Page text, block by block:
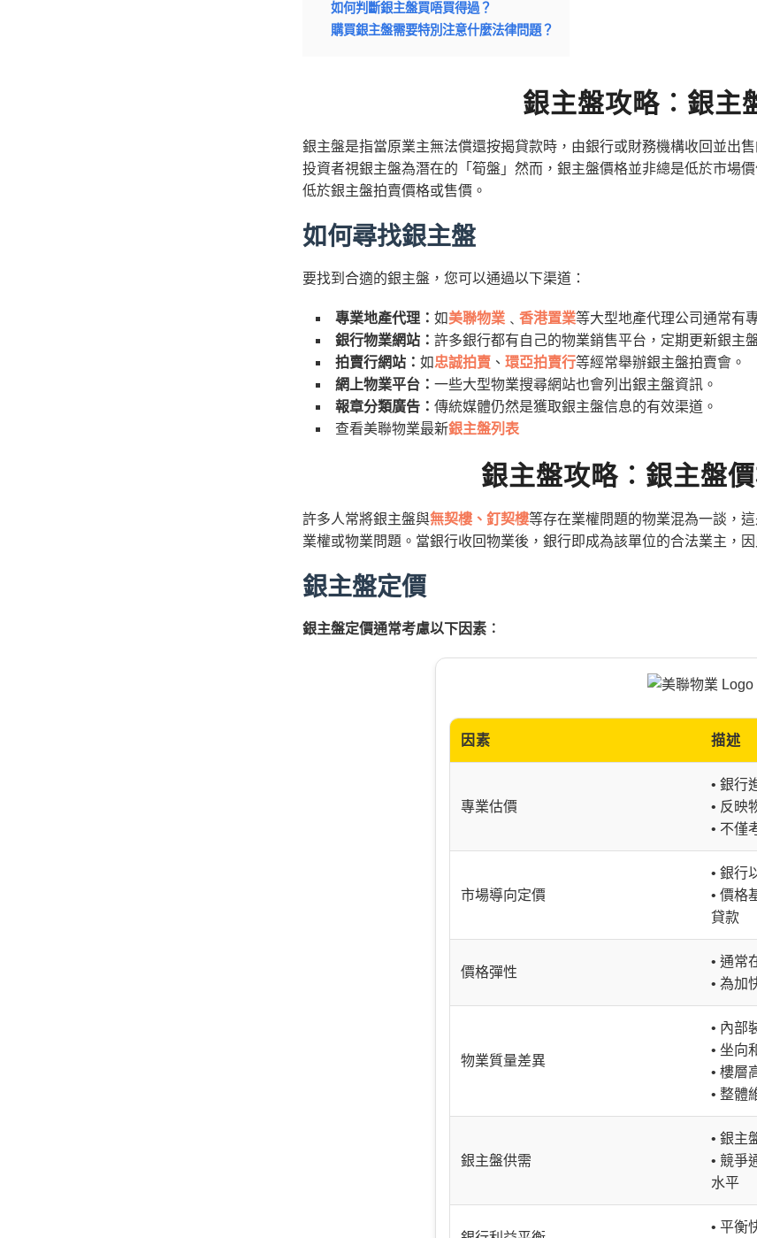
如何判斷銀主盤買唔買得過？
購買銀主盤需要特別注意什麼法律問題？
銀主盤攻略︰銀主
銀主盤是指當原業主無法償還按揭貸款時，由銀行或財務機構收回並出
投資者視銀主盤為潛在的「筍盤」然而，銀主盤價格並非總是低於市場
低於銀主盤拍賣價格或售價。
如何尋找銀主盤
要找到合適的銀主盤，您可以通過以下渠道：
專業地產代理： 如美聯物業 ﹑ 香港置業等大型地產代理公司通常有
銀行物業網站： 許多銀行都有自己的物業銷售平台，定期更新銀主
拍賣行網站： 如忠誠拍賣 、 環亞拍賣行等經常舉辦銀主盤拍賣會。
網上物業平台： 一些大型物業搜尋網站也會列出銀主盤資訊。
報章分類廣告： 傳統媒體仍然是獲取銀主盤信息的有效渠道。
查看美聯物業最新銀主盤列表
銀主盤攻略︰銀主盤
許多人常將銀主盤與無契樓、釘契樓等存在業權問題的物業混為一談，
業權或物業問題。當銀行收回物業後，銀行即成為該單位的合法業主，
銀主盤定價
銀主盤定價通常考慮以下因素︰
因素 描述
專業估價
• 銀行
• 反映
• 不僅
市場導向定價
• 銀行
• 價格
貸款
價格彈性
• 通常
• 為加
物業質量差異
• 內部
• 坐向
• 樓層
• 整體
銀主盤供需
• 銀主
• 競爭
水平
• 平衡